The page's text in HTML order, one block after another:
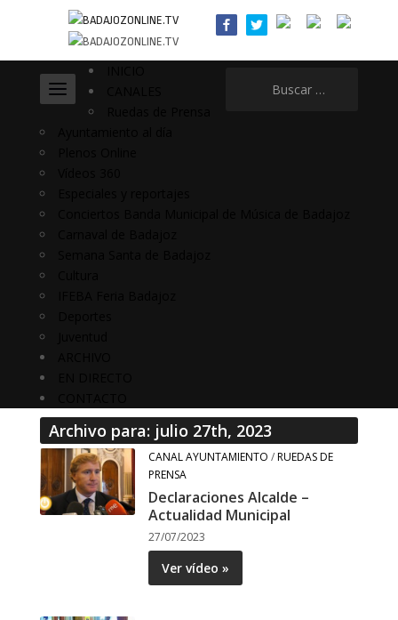
Archivo para: julio 27th, 2023
CANAL AYUNTAMIENTO /RUEDAS DE
PRENSA
Declaraciones Alcalde –
Actualidad Municipal
27/07/2023
Ver vídeo »